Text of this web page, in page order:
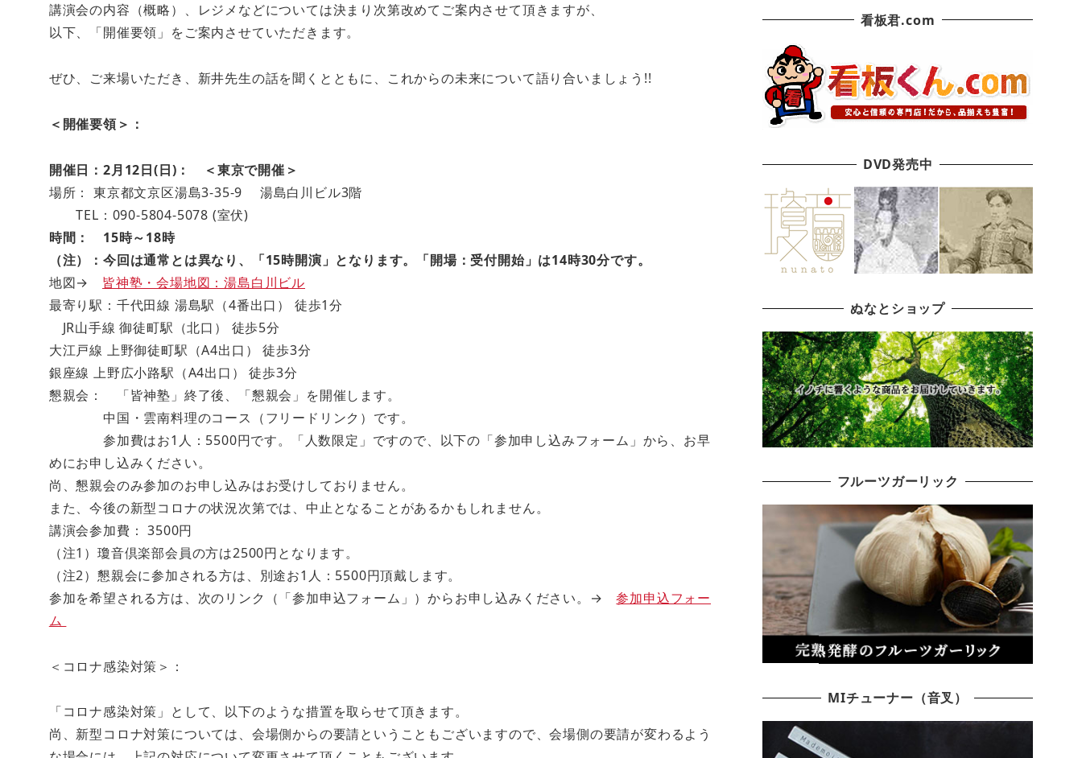
講演会の内容（概略）、レジメなどについては決まり次第改めてご案内させて頂きますが、
以下、「開催要領」をご案内させていただきます。
ぜひ、ご来場いただき、新井先生の話を聞くとともに、これからの未来について語り合いましょう!!
＜開催要領＞：
開催日：2月12日(日)： ＜東京で開催＞
場所： 東京都文京区湯島3-35-9 湯島白川ビル3階
TEL：090-5804-5078 (室伏)
時間： 15時～18時
（注）：今回は通常とは異なり、「15時開演」となります。「開場：受付開始」は14時30分です。
地図→ 皆神塾・会場地図：湯島白川ビル
最寄り駅：千代田線 湯島駅（4番出口） 徒歩1分
JR山手線 御徒町駅（北口） 徒歩5分
大江戸線 上野御徒町駅（A4出口） 徒歩3分
銀座線 上野広小路駅（A4出口） 徒歩3分
懇親会： 「皆神塾」終了後、「懇親会」を開催します。
中国・雲南料理のコース（フリードリンク）です。
参加費はお1人：5500円です。「人数限定」ですので、以下の「参加申し込みフォーム」から、お早
めにお申し込みください。
尚、懇親会のみ参加のお申し込みはお受けしておりません。
また、今後の新型コロナの状況次第では、中止となることがあるかもしれません。
講演会参加費： 3500円
（注1）瓊音倶楽部会員の方は2500円となります。
（注2）懇親会に参加される方は、別途お1人：5500円頂戴します。
参加を希望される方は、次のリンク（「参加申込フォーム」）からお申し込みください。→参加申込フォー
ム
＜コロナ感染対策＞：
「コロナ感染対策」として、以下のような措置を取らせて頂きます。
尚、新型コロナ対策については、会場側からの要請ということもございますので、会場側の要請が変わるよう
看板君.com
DVD発売中
ぬなとショップ
フルーツガーリック
MIチューナー（音叉）